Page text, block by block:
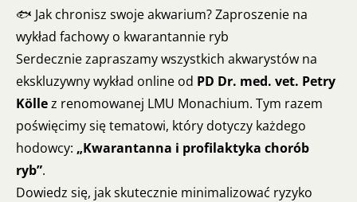
🐟 Jak chronisz swoje akwarium? Zaproszenie na
wykład fachowy o kwarantannie ryb
Serdecznie zapraszamy wszystkich akwarystów na
ekskluzywny wykład online od PD Dr. med. vet. Petry
Köllez renomowanej LMU Monachium. Tym razem
poświęcimy się tematowi, który dotyczy każdego
hodowcy: „Kwarantanna i profilaktyka chorób
ryb”.
Dowiedz się, jak skutecznie minimalizować ryzyko